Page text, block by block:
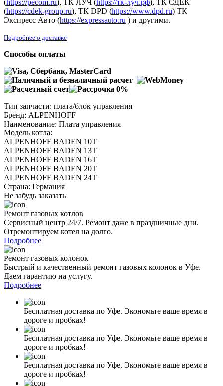
(https://pecom.ru), ТК ЛУЧ (https://тк-луч.рф), ТК СДЕК
(https://cdek-group.ru), ТК DPD (https://www.dpd.ru) ТК
Экспресс Авто (https://expressauto.ru ) и другими.
Подробнее о доставке
Способы оплаты
Тип запчасти: плата/блок управления
Бренд: ALPENHOFF
Наименование: Плата управления
Модель котла:
ALPENHOFF BADEN 10T
ALPENHOFF BADEN 13T
ALPENHOFF BADEN 16T
ALPENHOFF BADEN 20T
ALPENHOFF BADEN 24T
Страна: Германия
Не забудь заказать
Ремонт газовых котлов
Сервисный центр 24/7. Ремонт даже в праздничные дни.
Отремонтируем котел на долго.
Подробнее
Ремонт газовых колонок
Быстрый и качественный ремонт газовых колонок в Уфе.
Даем гарантию на услугу.
Подробнее
Бесплатная доставка по Уфе. Экономьте ваше время в
дороге и пробках!
Бесплатная доставка по Уфе. Экономьте ваше время в
дороге и пробках!
Бесплатная доставка по Уфе. Экономьте ваше время в
дороге и пробках!